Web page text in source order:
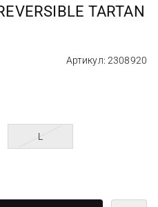
TARTAN
Артикул: 2308920
L